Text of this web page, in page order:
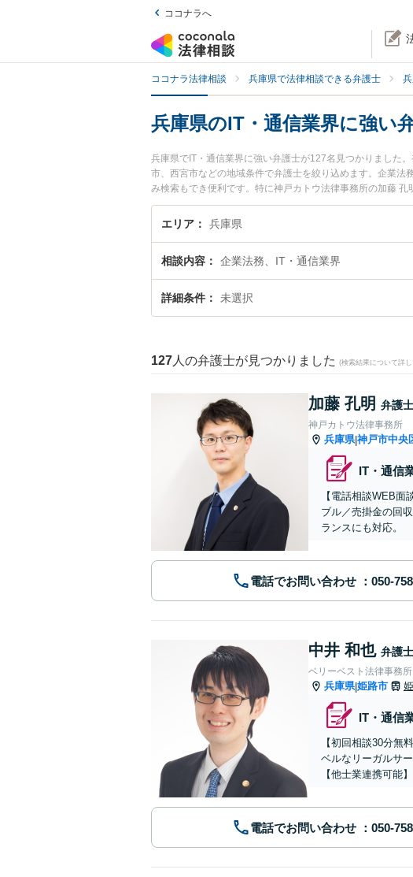
ココナラへ
ココナラ法律相談 兵庫県で法律相談できる弁護士
兵庫県のIT・通信業界に強い
兵庫県でIT・通信業界に強い弁護士が127名見つかりました
市、西宮市などの地域条件で弁護士を絞り込めます。企業
み検索もでき便利です。特に神戸カトウ法律事務所の加藤
ール情報や弁護士費用、強みなどが注目されています。『
の実績豊富な近くの弁護士を検索したい』『初回相談無料
エリア 兵庫県
相談内容 企業法務、IT・通信業界
詳細条件 未選択
127 人の弁護士が見つかりました (検索結果について詳し
加藤 孔明 弁護士
神戸カトウ法律事務所
兵庫県|神戸市中央
IT・通信
【電話相談WEB
ブル／売掛金の回
ランスにも対応。
電話でお問い合わせ
中井 和也 弁護士
ベリーベスト法律事務
兵庫県|姫路市
IT・通信
【初回相談30分無
ベルなリーガルサ
【他士業連携可能】
電話でお問い合わせ